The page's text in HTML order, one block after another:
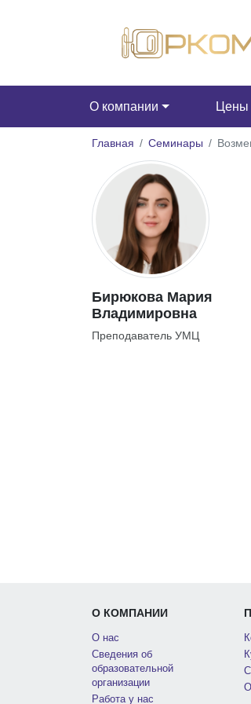
О компании Цены
Главная Семинары
Бирюкова Мария
Владимировна
Преподаватель УМЦ
О КОМПАНИИ
О нас
Сведения об
образовательной
организации
Работа у нас